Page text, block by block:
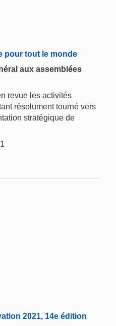
pour tout le monde
aux assemblées
revue les activités
résolument tourné vers
stratégique de
2021, 14e édition